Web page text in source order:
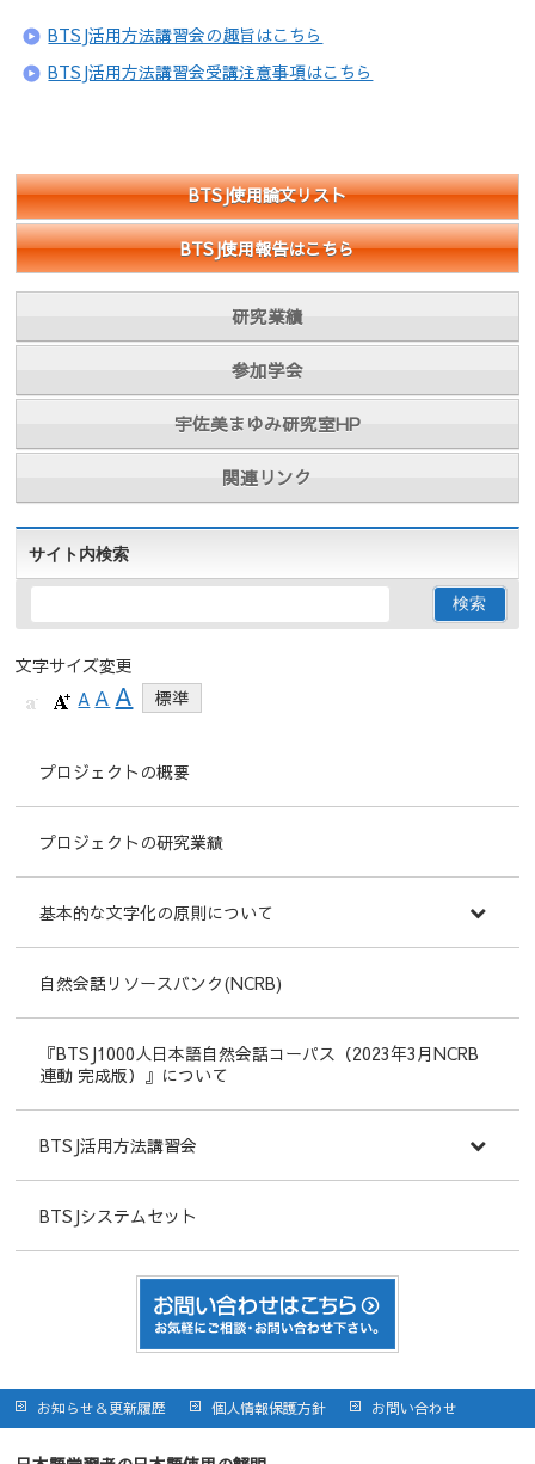
BTSJ活用方法講習会の趣旨はこちら
BTSJ活用方法講習会受講注意事項はこちら
BTSJ使用論文リスト
BTSJ使用報告はこちら
研究業績
参加学会
宇佐美まゆみ研究室HP
関連リンク
サイト内検索
文字サイズ変更
A A A 標準
プロジェクトの概要
プロジェクトの研究業績
基本的な文字化の原則について
自然会話リソースバンク(NCRB)
『BTSJ1000人日本語自然会話コーパス（2023年3月NCRB
連動 完成版）』について
BTSJ活用方法講習会
BTSJシステムセット
お知らせ＆更新履歴 個人情報保護方針 お問い合わせ